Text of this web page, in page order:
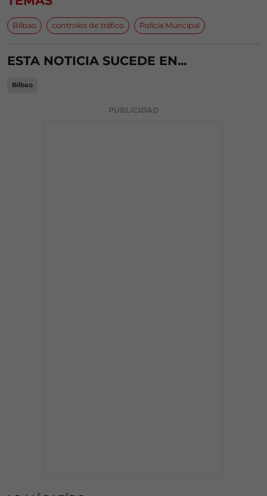
Bilbao controles de tráfico Policía Muncipal
ESTA NOTICIA SUCEDE EN...
Bilbao
PUBLICIDAD